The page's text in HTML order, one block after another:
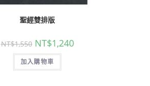
聖經雙排版
NT$1,550 NT$1,240
加入購物車